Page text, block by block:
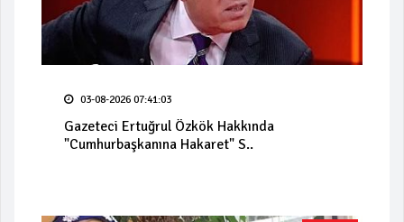
03-08-2026 07:41:03
Gazeteci Ertuğrul Özkök Hakkında
"Cumhurbaşkanına Hakaret" S..